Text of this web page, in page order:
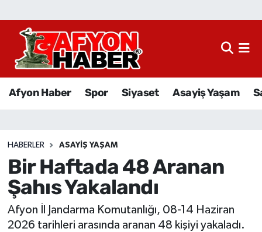
Afyon Haber Spor Siyaset Asayiş Yaşam
HABERLER ASAYIŞ YAŞAM
Bir Haftada 48 Aranan
Şahıs Yakalandı
Afyon İl Jandarma Komutanlığı, 08-14 Haziran
2026 tarihleri arasında aranan 48 kişiyi yakaladı.
Afyon Haber
Sağlık
Eğitim
Sivil Toplum